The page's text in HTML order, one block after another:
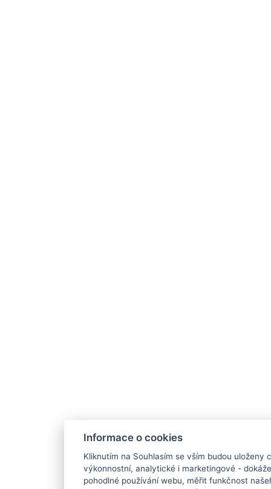
Informace o cookies
Kliknutím na Souhlasím se vším budou uloženy
výkonnostní, analytické i marketingové -
pohodlné používání webu, měřit funkčnost